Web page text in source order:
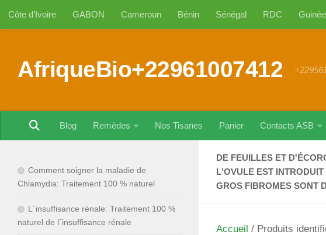
Au dessous du contenu
Côte d’Ivoire GABON Cameroun Bénin Sénégal RDC Guinée
AfriqueBio+22961007412
Blog Remèdes Nos Tisanes Panier Contacts ASB
DE FEUILLES ET
L'OVULE EST
GROS FIBROMES SONT
Accueil / Produits
Comment soigner la maladie de
Chlamydia: Traitement 100 % naturel
L´insuffisance rénale: Traitement 100 %
naturel de l´insuffisance rénale